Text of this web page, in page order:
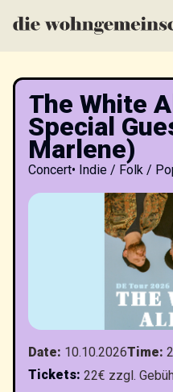
The White
Special
Marlene)
Concert• Indie / Folk /
Date: 10.10.2026Time:
Tickets: 22€ zzgl.